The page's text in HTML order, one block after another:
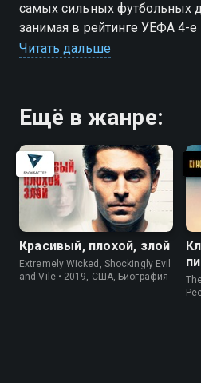
самых сильных футбольных
занимая в рейтинге УЕФА 4-е
чемпионатов Испании, Англии
Читать дальше
Ещё в жанре:
Красивый, плохой, злой
Extremely Wicked, Shockingly Evil
and Vile • 2019, США, Биография